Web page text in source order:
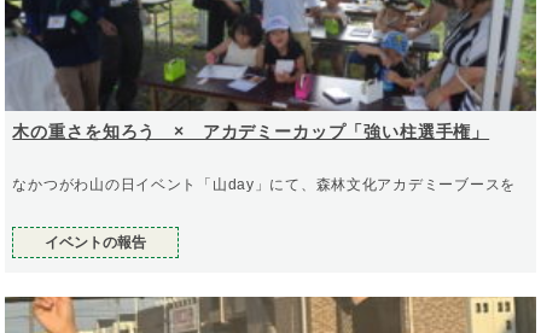
木の重さを知ろう × アカデミーカップ「強い柱選手権」
なかつがわ山の日イベント「山day」にて、森林文化アカデミーブースを
イベントの報告